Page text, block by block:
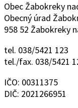
Obec Žabokreky
Obecný úrad
958 52 Žabokreky
tel. 038/5421 123
tel./fax. 038/5421
IČO: 00311375
DIČ: 2021266951